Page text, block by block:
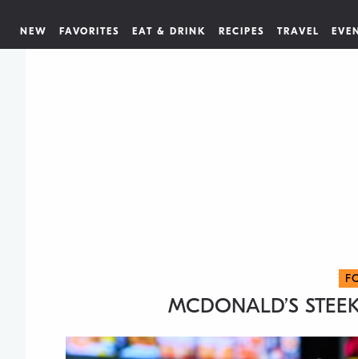
NEW FAVORITES EAT & DRINK RECIPES TRAVEL
MCDONALD’S